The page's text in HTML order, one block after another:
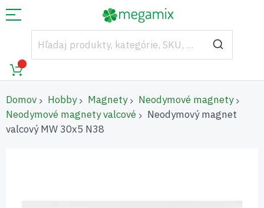
Domov Hobby Magnety
Neodymové magnety
Neodymové magnety valcové
Neodymový magnet
valcový MW 30x5 N38